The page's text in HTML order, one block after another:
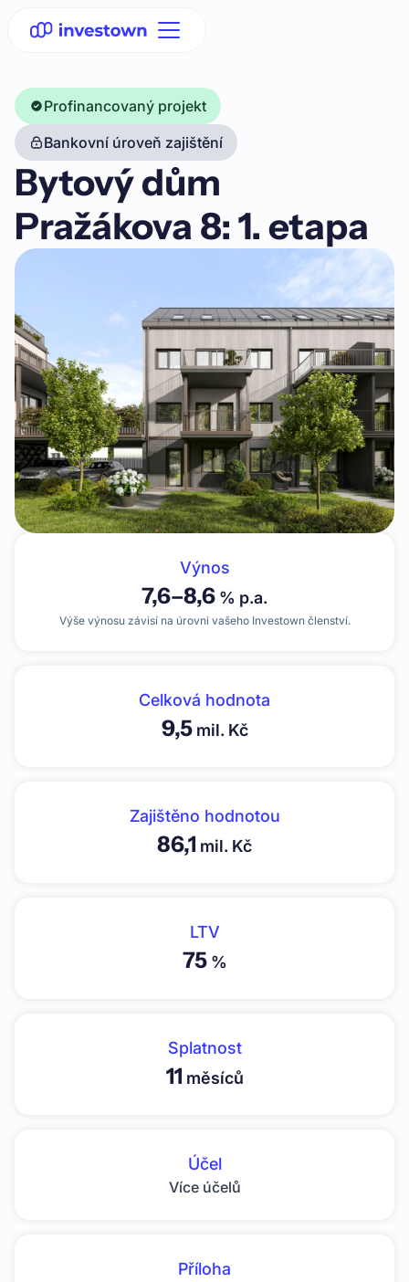
Profinancovaný projekt
Bankovní úroveň zajištění
Bytový dům
Pražákova 8: 1. etapa
Výnos
7,6–8,6 % p.a.
Výše výnosu závisí na úrovni vašeho Investown členství.
Celková hodnota
9,5mil. Kč
Zajištěno hodnotou
86,1 mil. Kč
LTV
75%
Splatnost
11 měsíců
Účel
Více účelů
Příloha